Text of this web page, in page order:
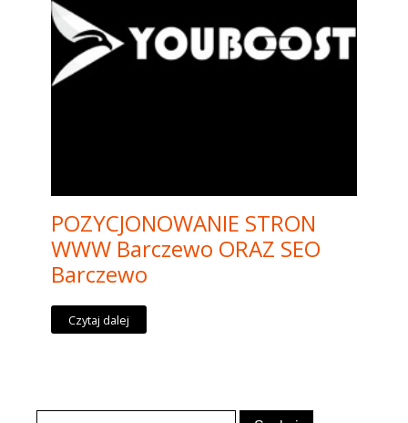
POZYCJONOWANIE STRON
WWW Barczewo ORAZ SEO
Barczewo
Czytaj dalej